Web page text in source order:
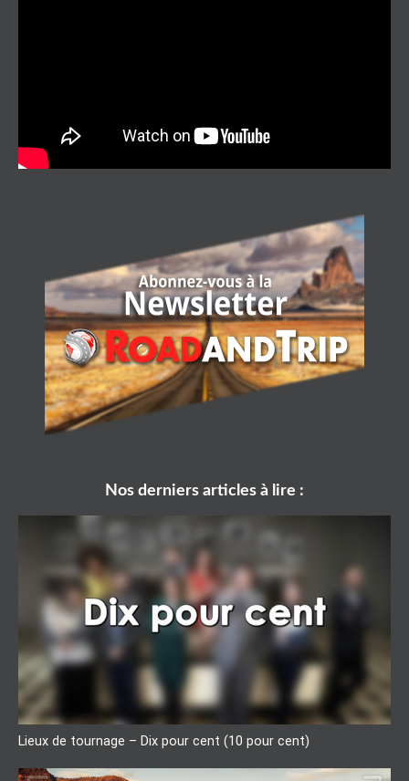
Nos derniers articles à lire :
Lieux de tournage – Dix pour cent (10 pour cent)